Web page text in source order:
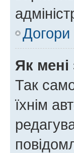
Догори
Як
Так
їхнім